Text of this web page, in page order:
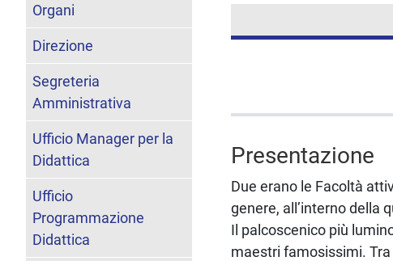
Presentazione
Due erano le Facoltà
genere, all’interno della
Il palcoscenico più
maestri famosissimi. Tra
Organi
Direzione
Segreteria
Amministrativa
Ufficio Manager per la
Didattica
Ufficio
Programmazione
Didattica